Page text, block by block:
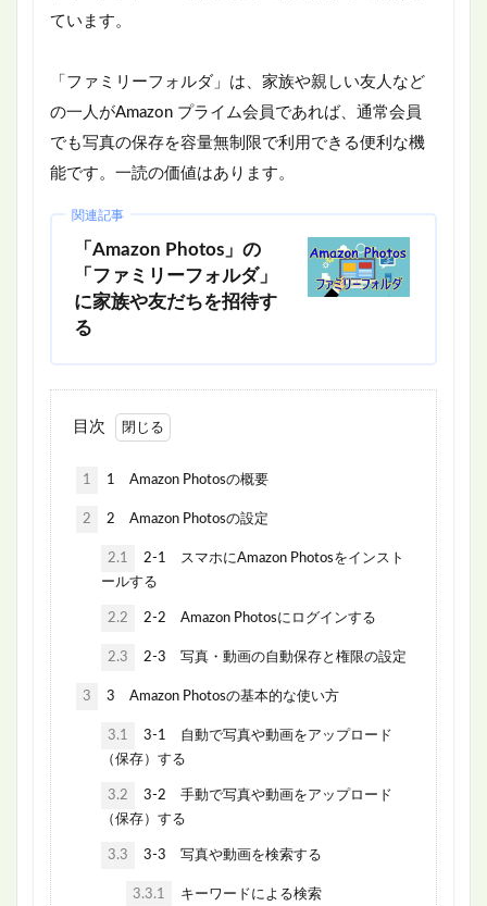
ています。
「ファミリーフォルダ」は、家族や親しい友人など
の一人がAmazon プライム会員であれば、通常会員
でも写真の保存を容量無制限で利用できる便利な機
能です。一読の価値はあります。
関連記事
「Amazon Photos」の
「ファミリーフォルダ」
に家族や友だちを招待す
る
目次
1 1 Amazon Photosの概要
2 2 Amazon Photosの設定
2.1
2-1 スマホにAmazon Photosをインスト
ールする
2.2 2-2 Amazon Photosにログインする
2.3 2-3 写真・動画の自動保存と権限の設定
3 3 Amazon Photosの基本的な使い方
3.1
3-1 自動で写真や動画をアップロード
（保存）する
3.2
3-2 手動で写真や動画をアップロード
（保存）する
3.3 3-3 写真や動画を検索する
3.3.1 キーワードによる検索